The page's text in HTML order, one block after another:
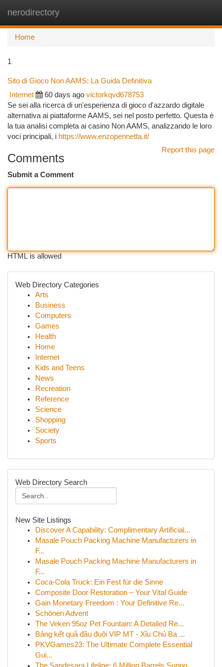
nerodirectory
Home
1
Sito di Gioco Non AAMS: La Guida Definitiva
Internet 60 days ago victorkqvd678753
Se sei alla ricerca di un'esperienza di gioco d'azzardo digitale
alternativa ai piattaforme AAMS, sei nel posto perfetto. Questa è
la tua analisi completa ai casino Non AAMS, analizzando le loro
voci principali, i https://www.enzopennetta.it/
Report this page
Comments
Submit a Comment
HTML is allowed
Web Directory Categories
Arts
Business
Computers
Games
Health
Home
Internet
Kids and Teens
News
Recreation
Reference
Science
Shopping
Society
Sports
Web Directory Search
New Site Listings
Discover A Capability: Complimentary Artificial...
Masale Pouch Packing Machine Manufacturers in
F...
Masale Pouch Packing Machine Manufacturers in
F...
Coca-Cola Truck: Ein Fest für die Sinne
Composite Door Restoration – Your Vital Guide
Gain Monetary Freedom : Your Definitive Re...
Schönen Advent
The Veken 95oz Pet Fountain: A Detailed Re...
Bảng kết quả đầu đuôi VIP MT - Xỉu Chủ Ba ...
PKVGames23: The Ultimate Complete Essential
Gui...